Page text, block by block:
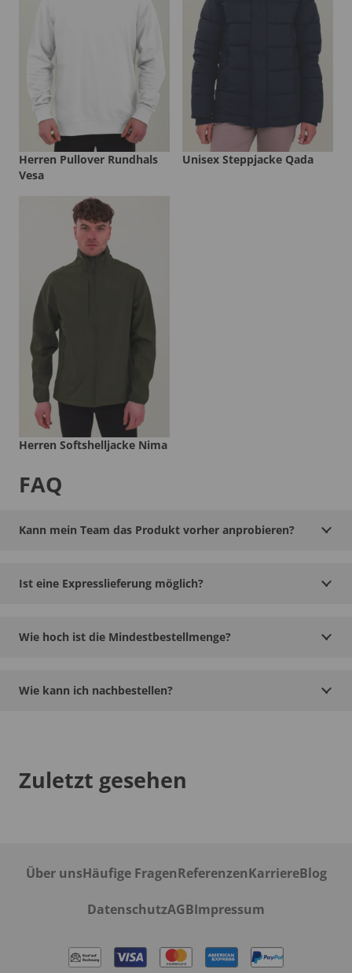
Herren Pullover Rundhals
Vesa
Unisex Steppjacke Qada
Herren Softshelljacke Nima
FAQ
Kann mein Team das Produkt vorher anprobieren?
Ist eine Expresslieferung möglich?
Wie hoch ist die Mindestbestellmenge?
Wie kann ich nachbestellen?
Zuletzt gesehen
Über unsHäufige FragenReferenzenKarriereBlog
DatenschutzAGBImpressum